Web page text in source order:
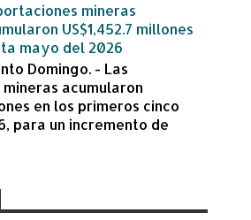
mineras
US$1,452.7 millones
mayo del 2026
Domingo. - Las
acumularon
en los primeros cinco
para un incremento de